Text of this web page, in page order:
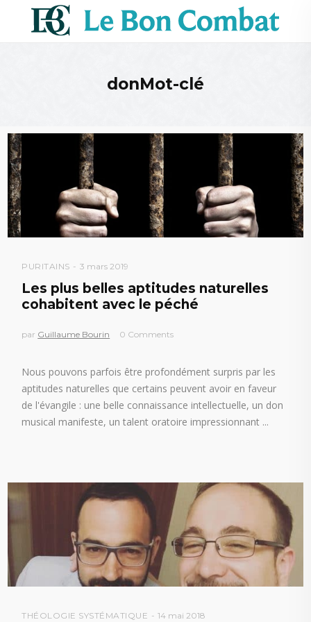
donMot-clé
PURITAINS 3 mars 2019
Les plus belles aptitudes naturelles
cohabitent avec le péché
par Guillaume Bourin 0 Comments
Nous pouvons parfois être profondément surpris par les
aptitudes naturelles que certains peuvent avoir en faveur
de l'évangile : une belle connaissance intellectuelle, un don
musical manifeste, un talent oratoire impressionnant
THÉOLOGIE SYSTÉMATIQUE 14 mai 2018